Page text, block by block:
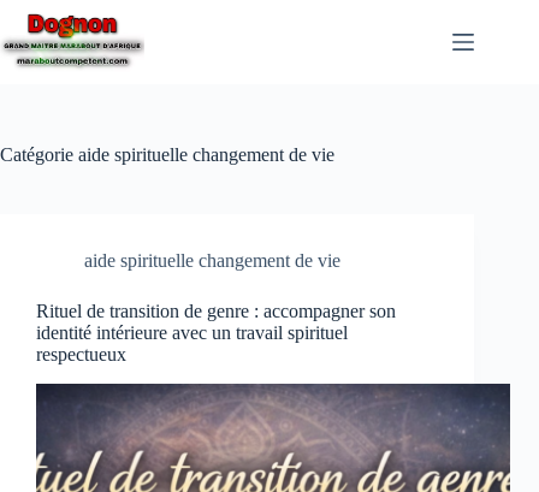
Catégorie aide spirituelle changement de vie
aide spirituelle changement de vie
Rituel de transition de genre : accompagner son
identité intérieure avec un travail spirituel
respectueux